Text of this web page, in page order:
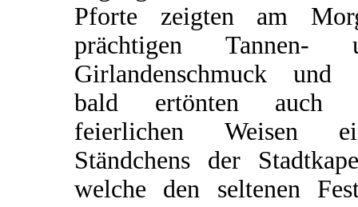
Pforte zeigten am
prächtigen Tannen-
Girlandenschmuck und
bald ertönten auch
feierlichen Weisen
Ständchens der
welche den seltenen